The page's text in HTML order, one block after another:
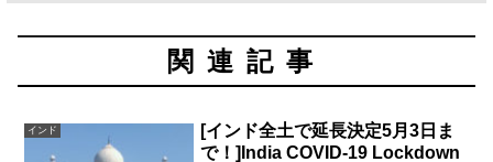
関連記事
インド
[インド全土で延長決定5月3日ま
で！]India COVID-19 Lockdown